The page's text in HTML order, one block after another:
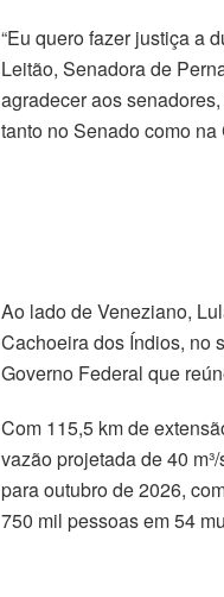
“Eu quero fazer justiça a
Leitão, Senadora de
agradecer aos
tanto no Senado como
Ao lado de Veneziano,
Cachoeira dos Índios, no
Governo Federal que
Com 115,5 km de
vazão projetada de 40
para outubro de 2026,
750 mil pessoas em 54